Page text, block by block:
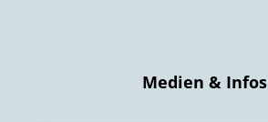
Medien & Infos